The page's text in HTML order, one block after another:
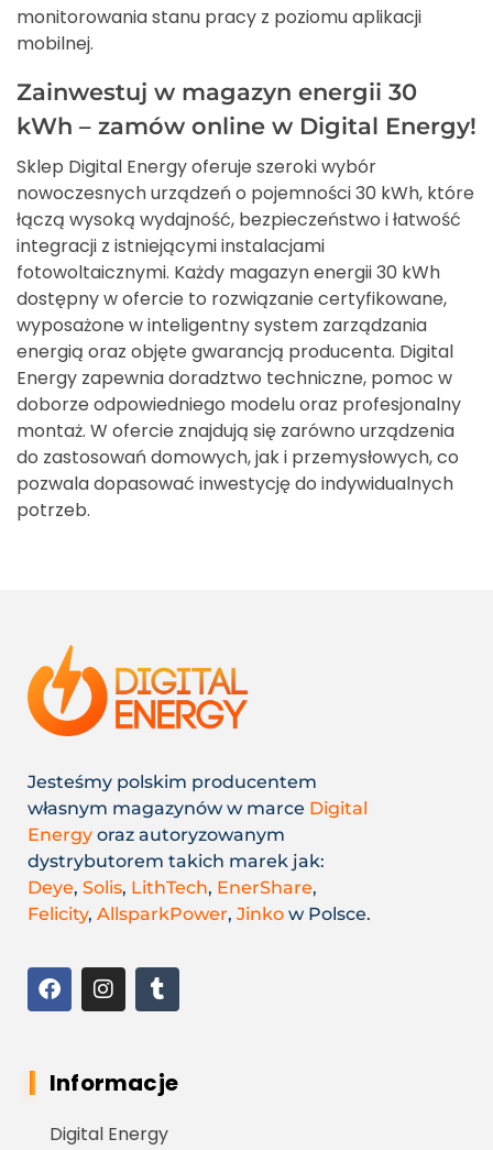
monitorowania stanu pracy z poziomu aplikacji
mobilnej.
Zainwestuj w magazyn energii 30
kWh – zamów online w Digital Energy!
Sklep Digital Energy oferuje szeroki wybór
nowoczesnych urządzeń o pojemności 30 kWh, które
łączą wysoką wydajność, bezpieczeństwo i łatwość
integracji z istniejącymi instalacjami
fotowoltaicznymi. Każdy magazyn energii 30 kWh
dostępny w ofercie to rozwiązanie certyfikowane,
wyposażone w inteligentny system zarządzania
energią oraz objęte gwarancją producenta. Digital
Energy zapewnia doradztwo techniczne, pomoc w
doborze odpowiedniego modelu oraz profesjonalny
montaż. W ofercie znajdują się zarówno urządzenia
do zastosowań domowych, jak i przemysłowych, co
pozwala dopasować inwestycję do indywidualnych
potrzeb.
Jesteśmy polskim producentem
własnym magazynów w marce Digital
Energy oraz autoryzowanym
dystrybutorem takich marek jak:
Deye, Solis, LithTech, EnerShare,
Felicity, AllsparkPower, Jinko w Polsce.
Informacje
Digital Energy